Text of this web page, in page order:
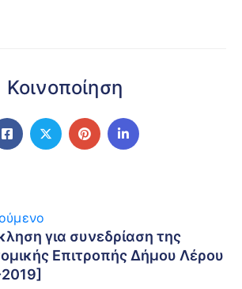
Κοινοποίηση
για συνεδρίαση της
Επιτροπής Δήμου Λέρου